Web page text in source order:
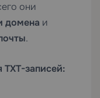
они
домена и
.
записей: